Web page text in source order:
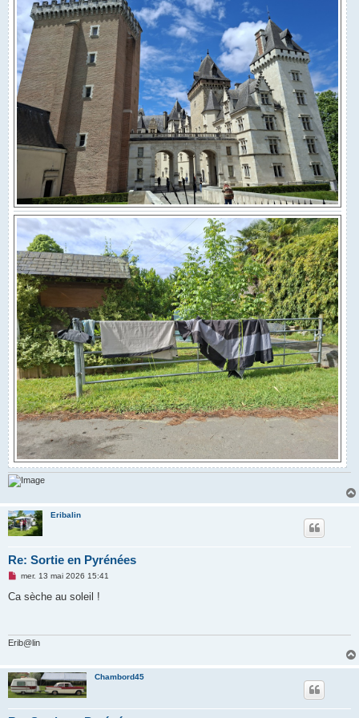
Eribalin
Re: Sortie en Pyrénées
M
s
n
l
u
mer. 13 mai 2026 15:41
Ca sèche au soleil !
Erib@lin
Chambord45